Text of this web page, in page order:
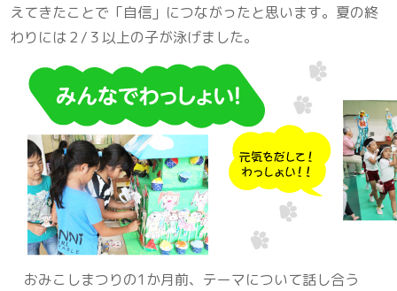
えてきたことで「自信」につながったと思います。夏の終
わりには２/３以上の子が泳げました。
おみこしまつりの1か月前、テーマについて話し合う